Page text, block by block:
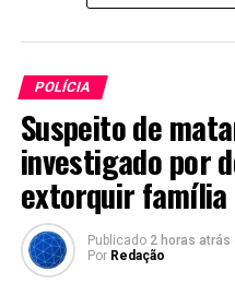
POLÍCIA
Suspeito de
investigado por
extorquir família
Publicado 2 horas atrás
Por Redação